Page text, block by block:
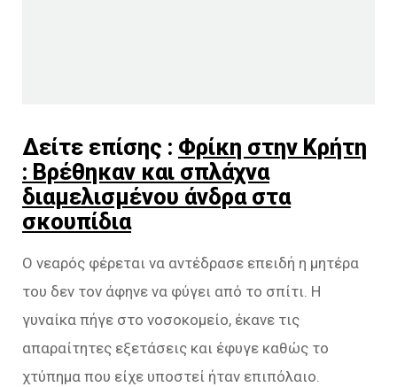
Δείτε επίσης : Φρίκη στην Κρήτη
: Βρέθηκαν και σπλάχνα
διαμελισμένου άνδρα στα
σκουπίδια
Ο νεαρός φέρεται να αντέδρασε επειδή η μητέρα
του δεν τον άφηνε να φύγει από το σπίτι. Η
γυναίκα πήγε στο νοσοκομείο, έκανε τις
απαραίτητες εξετάσεις και έφυγε καθώς το
χτύπημα που είχε υποστεί ήταν επιπόλαιο.